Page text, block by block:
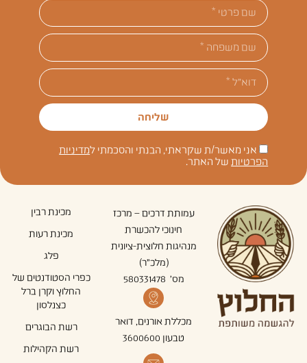
אני מאשר/ת שקראתי, הבנתי והסכמתי למדיניות
הפרטיותשל האתר.
שליחה
עמותת דרכים – מרכז
חינוכי להכשרת
מנהיגות חלוצית-ציונית
(מלכ"ר)
מס' 580331478
מכללת אורנים, דואר
טבעון 3600600
מכינת רבין
מכינת רעות
פלג
כפרי הסטודנטים של
החלוץ וקרן ברל
כצנלסון
רשת הבוגרים
רשת הקהילות